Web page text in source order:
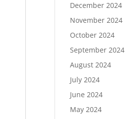
December 2024
November 2024
October 2024
September 2024
August 2024
July 2024
June 2024
May 2024